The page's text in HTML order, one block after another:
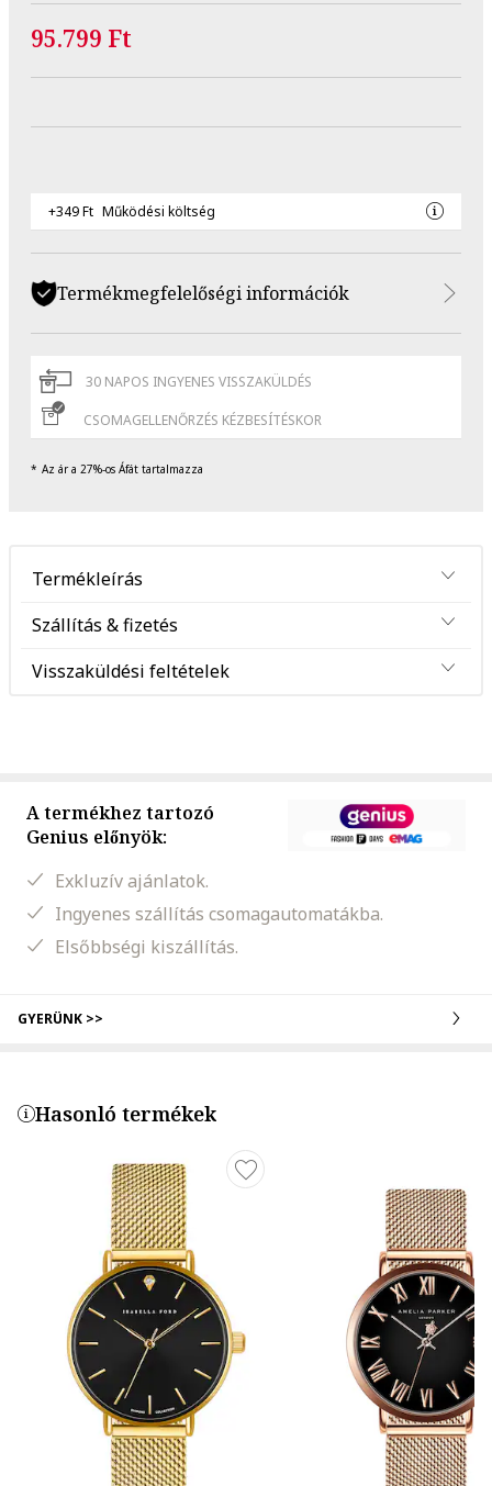
95.799 Ft
+349 Ft Működési költség
Termékmegfelelőségi információk
30 NAPOS INGYENES VISSZAKÜLDÉS
CSOMAGELLENŐRZÉS KÉZBESÍTÉSKOR
Az ár a 27%-os Áfát tartalmazza
Termékleírás
Szállítás & fizetés
Visszaküldési feltételek
A termékhez tartozó
Genius előnyök:
Exkluzív ajánlatok.
Ingyenes szállítás csomagautomatákba.
Elsőbbségi kiszállítás.
GYERÜNK >>
Hasonló termékek